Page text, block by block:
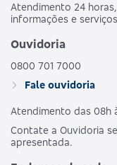
Atendimento 24
informações e
Ouvidoria
0800 701 7000
Fale ouvidoria
Atendimento das 08h
Contate a Ouvidoria
apresentada.